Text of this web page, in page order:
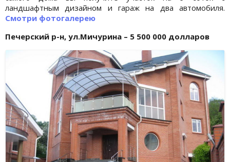
ландшафтным дизайном и гараж на два автомобиля.
Смотри фотогалерею
Печерский р-н, ул.Мичурина – 5 500 000 долларов